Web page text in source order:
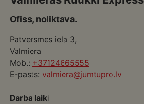
Ofiss, noliktava.
Patversmes iela 3,
Valmiera
Mob.: +37124665555
E-pasts: valmiera@jumtupro.lv
Darba laiki